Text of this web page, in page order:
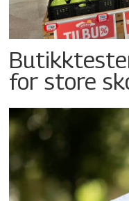
for store